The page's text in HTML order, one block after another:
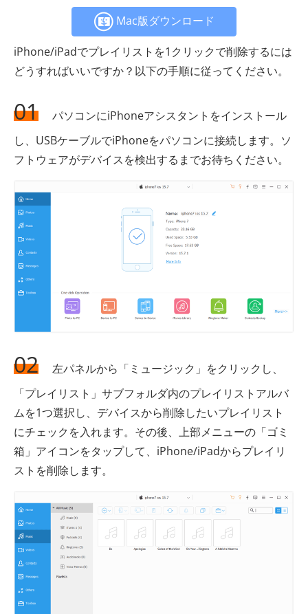
Mac版ダウンロード
iPhone/iPadでプレイリストを1クリックで削除するには
どうすればいいですか？以下の手順に従ってください。
01
パソコンにiPhoneアシスタントをインストール
し、USBケーブルでiPhoneをパソコンに接続します。ソ
フトウェアがデバイスを検出するまでお待ちください。
02
左パネルから「ミュージック」をクリックし、
「プレイリスト」サブフォルダ内のプレイリストアルバ
ムを1つ選択し、デバイスから削除したいプレイリスト
にチェックを入れます。その後、上部メニューの「ゴミ
箱」アイコンをタップして、iPhone/iPadからプレイリ
ストを削除します。